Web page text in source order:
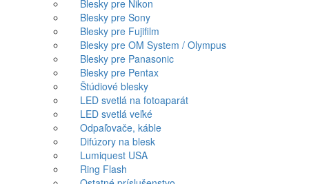
Blesky pre Nikon
Blesky pre Sony
Blesky pre Fujifilm
Blesky pre OM System / Olympus
Blesky pre Panasonic
Blesky pre Pentax
Štúdiové blesky
LED svetlá na fotoaparát
LED svetlá veľké
Odpaľovače, káble
Difúzory na blesk
Lumiquest USA
Ring Flash